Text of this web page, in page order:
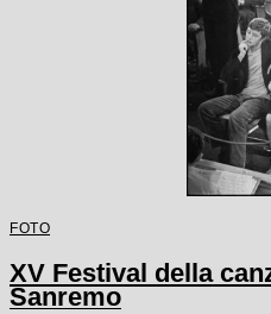
FOTO
XV Festival della
Sanremo